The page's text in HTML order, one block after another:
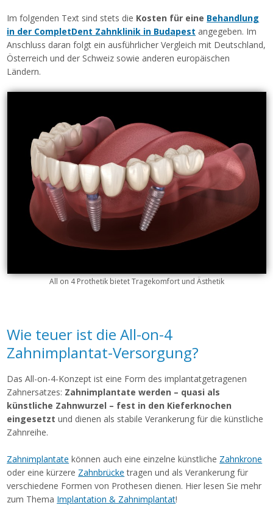
Im folgenden Text sind stets die Kosten für eine Behandlung
in der CompletDent Zahnklinik in Budapest angegeben. Im
Anschluss daran folgt ein ausführlicher Vergleich mit Deutschland,
Österreich und der Schweiz sowie anderen europäischen
Ländern.
All on 4 Prothetik bietet Tragekomfort und Ästhetik
Wie teuer ist die All-on-4
Zahnimplantat-Versorgung?
Das All-on-4-Konzept ist eine Form des implantatgetragenen
Zahnersatzes: Zahnimplantate werden – quasi als
künstliche Zahnwurzel – fest in den Kieferknochen
eingesetzt und dienen als stabile Verankerung für die künstliche
Zahnreihe.
Zahnimplantate können auch eine einzelne künstliche Zahnkrone
oder eine kürzere Zahnbrücke tragen und als Verankerung für
verschiedene Formen von Prothesen dienen. Hier lesen Sie mehr
zum Thema Implantation & Zahnimplantat!